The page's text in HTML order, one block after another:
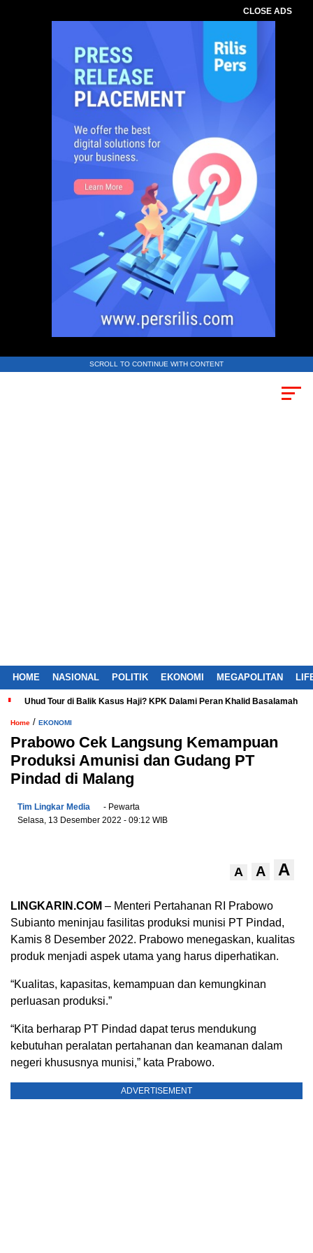
CLOSE ADS
SCROLL TO CONTINUE WITH CONTENT
HOME NASIONAL POLITIK EKONOMI MEGAPOLITAN
Uhud Tour di Balik Kasus Haji? KPK Dalami Peran Khalid Basalamah
Home / EKONOMI
Prabowo Cek Langsung Kemampuan
Produksi Amunisi dan Gudang PT
Pindad di Malang
Tim Lingkar Media
- Pewarta
Selasa, 13 Desember 2022 - 09:12 WIB
A A A
LINGKARIN.COM – Menteri Pertahanan RI Prabowo
Subianto meninjau fasilitas produksi munisi PT Pindad,
Kamis 8 Desember 2022. Prabowo menegaskan, kualitas
produk menjadi aspek utama yang harus diperhatikan.
“Kualitas, kapasitas, kemampuan dan kemungkinan
perluasan produksi.”
“Kita berharap PT Pindad dapat terus mendukung
kebutuhan peralatan pertahanan dan keamanan dalam
negeri khususnya munisi,” kata Prabowo.
ADVERTISEMENT